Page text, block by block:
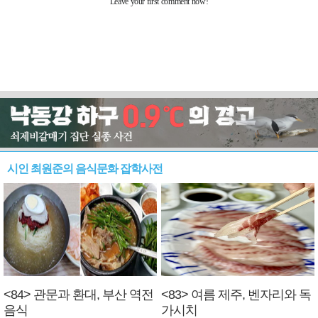
시인 최원준의 음식문화 잡학사전
<84> 관문과 환대, 부산 역전
음식
<83> 여름 제주, 벤자리와 독
가시치